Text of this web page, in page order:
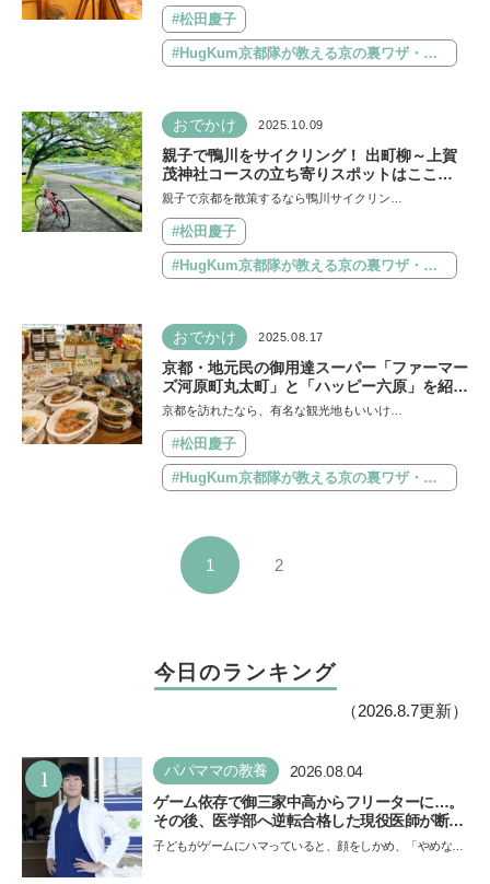
#松田慶子
#HugKum京都隊が教える京の裏ワザ・裏ミチ徹底ガイド
おでかけ 2025.10.09
親子で鴨川をサイクリング！ 出町柳～上賀
茂神社コースの立ち寄りスポットはここ
【HugKum京都隊が教える京の裏ワザ・裏
親子で京都を散策するなら鴨川サイクリン…
#松田慶子
#HugKum京都隊が教える京の裏ワザ・裏ミチ徹底ガイド
おでかけ 2025.08.17
京都・地元民の御用達スーパー「ファーマー
ズ河原町丸太町」と「ハッピー六原」を紹
介。自然派食品や京都ならではの商品が豊
ザ・裏ミチ徹底ガイド】
京都を訪れたなら、有名な観光地もいいけ…
#松田慶子
#HugKum京都隊が教える京の裏ワザ・裏ミチ徹底ガイド
1 2
今日のランキング
（2026.8.7更新）
1 パパママの教養 2026.08.04
ゲーム依存で御三家中高からフリーターに…。
その後、医学部へ逆転合格した現役医師が断言
「ゲームの経験が受験勉強に役立った」そう考
子どもがゲームにハマっていると、顔をしかめ、「やめなさ